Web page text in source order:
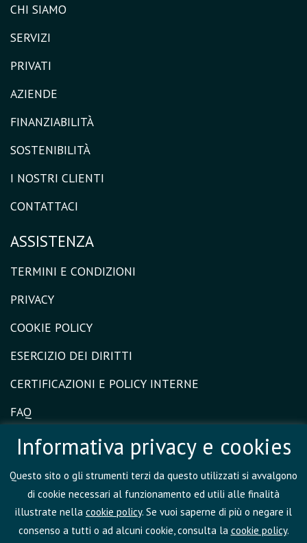
CHI SIAMO
SERVIZI
PRIVATI
AZIENDE
FINANZIABILITÀ
SOSTENIBILITÀ
I NOSTRI CLIENTI
CONTATTACI
ASSISTENZA
TERMINI E CONDIZIONI
PRIVACY
COOKIE POLICY
ESERCIZIO DEI DIRITTI
CERTIFICAZIONI E POLICY INTERNE
FAQ
DIVENTA UN COACH PARTNER
Informativa privacy e cookies
Questo sito o gli strumenti terzi da questo utilizzati si avvalgono
di cookie necessari al funzionamento ed utili alle finalità
illustrate nella cookie policy. Se vuoi saperne di più o negare il
consenso a tutti o ad alcuni cookie, consulta la cookie policy.